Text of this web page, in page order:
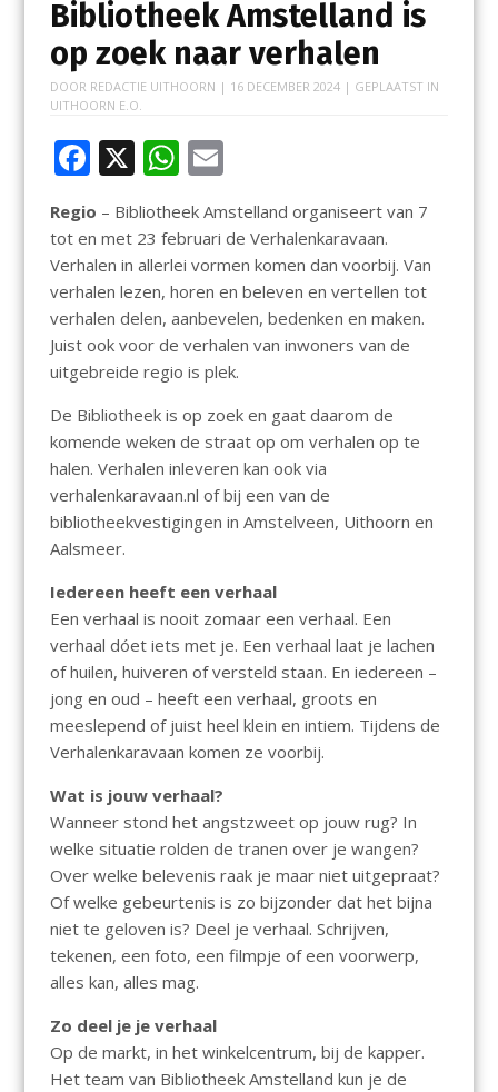
Bibliotheek Amstelland is
op zoek naar verhalen
DOOR REDACTIE UITHOORN | 16 DECEMBER 2024| GEPLAATST IN
UITHOORN E.O.
F
e
b
o
o
k
X W
h
at
s
A
p
p
E
m
ai
l
Regio – Bibliotheek Amstelland organiseert van 7
tot en met 23 februari de Verhalenkaravaan.
Verhalen in allerlei vormen komen dan voorbij. Van
verhalen lezen, horen en beleven en vertellen tot
verhalen delen, aanbevelen, bedenken en maken.
Juist ook voor de verhalen van inwoners van de
uitgebreide regio is plek.
De Bibliotheek is op zoek en gaat daarom de
komende weken de straat op om verhalen op te
halen. Verhalen inleveren kan ook via
verhalenkaravaan.nl of bij een van de
bibliotheekvestigingen in Amstelveen, Uithoorn en
Aalsmeer.
Iedereen heeft een verhaal
Een verhaal is nooit zomaar een verhaal. Een
verhaal dóet iets met je. Een verhaal laat je lachen
of huilen, huiveren of versteld staan. En iedereen –
jong en oud – heeft een verhaal, groots en
meeslepend of juist heel klein en intiem. Tijdens de
Verhalenkaravaan komen ze voorbij.
Wat is jouw verhaal?
Wanneer stond het angstzweet op jouw rug? In
welke situatie rolden de tranen over je wangen?
Over welke belevenis raak je maar niet uitgepraat?
Of welke gebeurtenis is zo bijzonder dat het bijna
niet te geloven is? Deel je verhaal. Schrijven,
tekenen, een foto, een filmpje of een voorwerp,
alles kan, alles mag.
Zo deel je je verhaal
Op de markt, in het winkelcentrum, bij de kapper.
Het team van Bibliotheek Amstelland kun je de